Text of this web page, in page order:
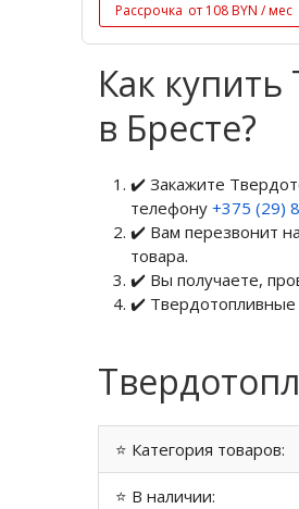
Рассрочка от 108 BYN / мес
Как
в Бресте?
✔️ Закажите
телефону +375 (29)
✔️ Вам перезвонит
товара.
✔️ Вы получаете,
✔️ Твердотопливные
⭐ Категория товаров:
⭐ В наличии: